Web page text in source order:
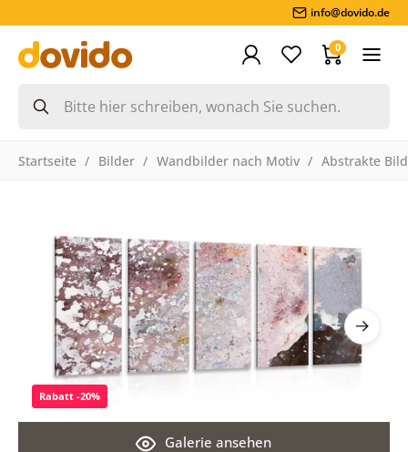
info@dovido.de
0
Startseite Bilder Wandbilder nach Motiv Abstrakte
Galerie ansehen
Rabatt -20%